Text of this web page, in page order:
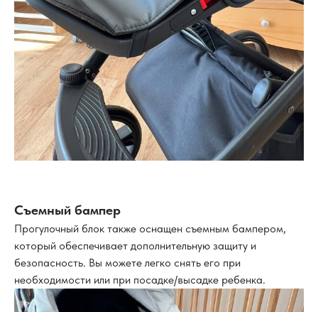
Съемный бампер
Прогулочный блок также оснащен съемным бампером,
который обеспечивает дополнительную защиту и
безопасность. Вы можете легко снять его при
необходимости или при посадке/высадке ребенка.